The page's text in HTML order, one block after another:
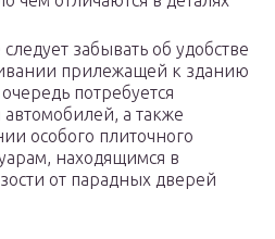
забывать об удобстве
прилежащей к зданию
потребуется
автомобилей, а также
особого плиточного
находящимся в
от парадных дверей